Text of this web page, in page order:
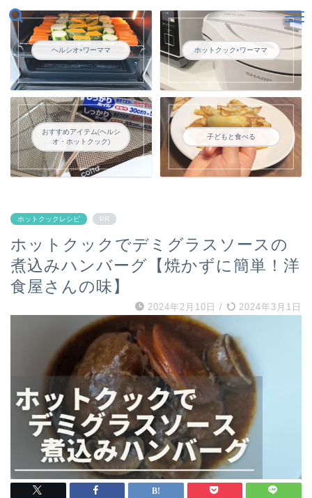
ヘルシオ×ワーママ ホットクック×ワーママ
おすすめアイテム(ヘルシ
オ・ホットクック)
子どもと食べる
ホットクックレシピ PR
ホットクックでデミグラスソースの
煮込みハンバーグ【焼かずに簡単！洋
食屋さんの味】
2024年2月10日 / 2024年3月1日